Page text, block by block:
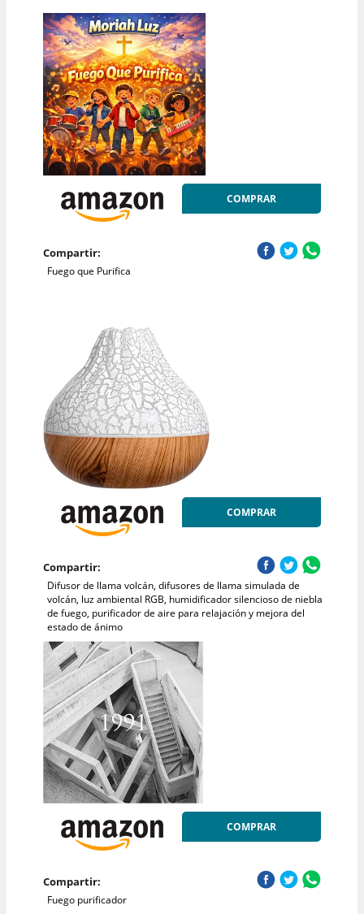
COMPRAR
Compartir:
Fuego que Purifica
COMPRAR
Compartir:
Difusor de llama volcán, difusores de llama simulada de
volcán, luz ambiental RGB, humidificador silencioso de niebla
de fuego, purificador de aire para relajación y mejora del
estado de ánimo
COMPRAR
Compartir:
Fuego purificador